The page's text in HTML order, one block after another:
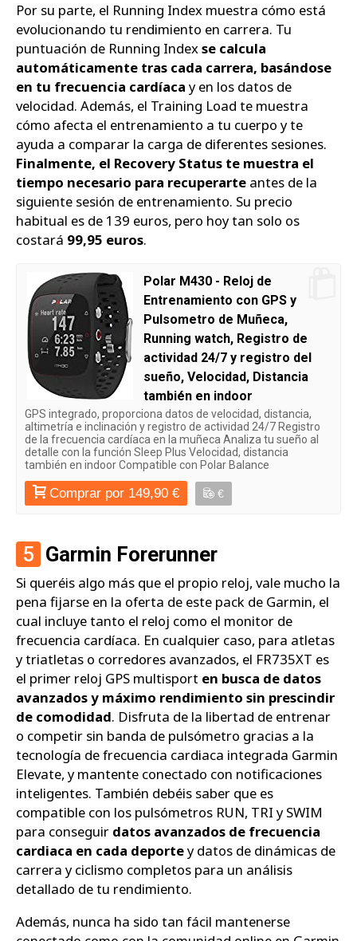
Por su parte, el Running Index muestra cómo está
evolucionando tu rendimiento en carrera. Tu
puntuación de Running Indexse calcula
automáticamente tras cada carrera, basándose
en tu frecuencia cardíaca y en los datos de
velocidad. Además, el Training Load te muestra
cómo afecta el entrenamiento a tu cuerpo y te
ayuda a comparar la carga de diferentes sesiones.
Finalmente, el Recovery Status te muestra el
tiempo necesario para recuperarte antes de la
siguiente sesión de entrenamiento. Su precio
habitual es de 139 euros, pero hoy tan solo os
costará 99,95 euros.
Polar M430 - Reloj de
Entrenamiento con GPS y
Pulsometro de Muñeca,
Running watch, Registro de
actividad 24/7 y registro del
sueño, Velocidad, Distancia
también en indoor
GPS integrado, proporciona datos de velocidad, distancia,
altimetría e inclinación y registro de actividad 24/7 Registro
de la frecuencia cardíaca en la muñeca Analiza tu sueño al
detalle con la función Sleep Plus Velocidad, distancia
también en indoor Compatible con Polar Balance
Comprar por 149,90 € €
5 Garmin Forerunner
Si queréis algo más que el propio reloj, vale mucho la
pena fijarse en la oferta de este pack de Garmin, el
cual incluye tanto el reloj como el monitor de
frecuencia cardíaca. En cualquier caso, para atletas
y triatletas o corredores avanzados, el FR735XT es
el primer reloj GPS multisport en busca de datos
avanzados y máximo rendimiento sin prescindir
de comodidad. Disfruta de la libertad de entrenar
o competir sin banda de pulsómetro gracias a la
tecnología de frecuencia cardiaca integrada Garmin
Elevate, y mantente conectado con notificaciones
inteligentes. También debéis saber que es
compatible con los pulsómetros RUN, TRI y SWIM
para conseguir datos avanzados de frecuencia
cardiaca en cada deportey datos de dinámicas de
carrera y ciclismo completos para un análisis
detallado de tu rendimiento.
Además, nunca ha sido tan fácil mantenerse